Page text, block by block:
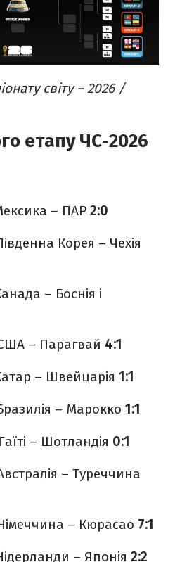
світу – 2026 /
етапу ЧС-2026
– ПАР 2:0
Корея – Чехія
– Боснія і
– Парагвай 4:1
– Швейцарія 1:1
– Марокко 1:1
– Шотландія 0:1
– Туреччина
– Кюрасао 7:1
– Японія 2:2